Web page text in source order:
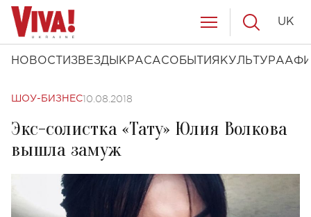
НОВОСТИ ЗВЕЗДЫ КРАСАСОБЫТИЯ КУЛЬТУРА
UK
ШОУ-БИЗНЕС10.08.2018
Экс-солистка «Тату» Юлия Волкова
вышла замуж